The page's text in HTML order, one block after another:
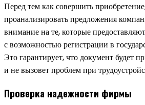
Перед тем как совершить
проанализировать предложения
внимание на те, которые
с возможностью регистрации в
Это гарантирует, что документ будет
и не вызовет проблем при
Проверка надежности фирмы